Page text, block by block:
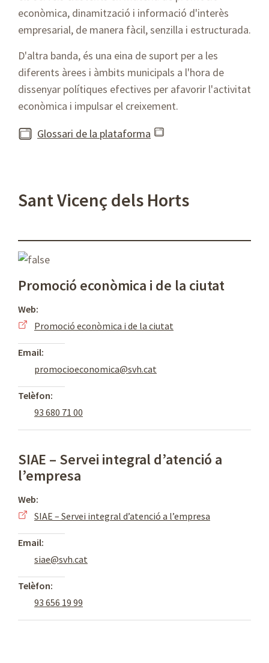
econòmica, dinamització i informació d'interès
empresarial, de manera fàcil, senzilla i estructurada.
D'altra banda, és una eina de suport per a les
diferents àrees i àmbits municipals a l'hora de
dissenyar polítiques efectives per afavorir l'activitat
econòmica i impulsar el creixement.
Glossari de la plataforma
Sant Vicenç dels Horts
Promoció econòmica i de la ciutat
Web:
Promoció econòmica i de la ciutat
Email:
promocioeconomica@svh.cat
Telèfon:
93 680 71 00
SIAE – Servei integral d’atenció a
l’empresa
Web:
SIAE – Servei integral d’atenció a l’empresa
Email:
siae@svh.cat
Telèfon:
93 656 19 99